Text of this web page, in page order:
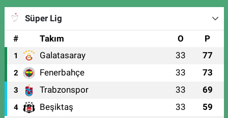
Süper Lig
#
Takım O P
1 Galatasaray 33 77
2 Fenerbahçe 33 73
3 Trabzonspor 33 69
4 Beşiktaş 33 59